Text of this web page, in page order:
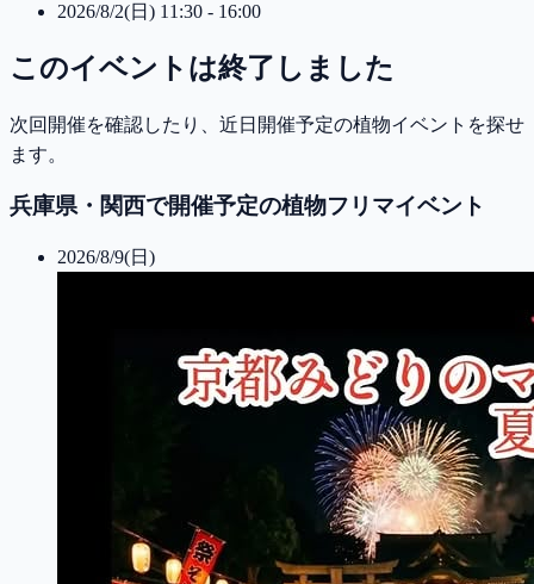
2026/8/2(日) 11:30 - 16:00
このイベントは終了しました
次回開催を確認したり、近日開催予定の植物イベントを探せ
ます。
兵庫県・関西で開催予定の植物フリマイベント
2026/8/9(日)